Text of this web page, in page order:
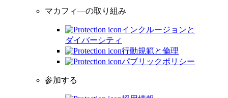
マカフィ―の取り組み
インクルージョンと
ダイバーシティ
行動規範と倫理
パブリックポリシー
参加する